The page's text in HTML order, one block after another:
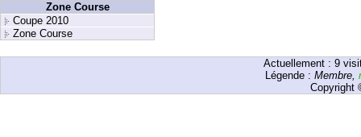
Zone Course
Coupe 2010
Zone Course
Actuellement : 9
Légende : Membre,
Copyright